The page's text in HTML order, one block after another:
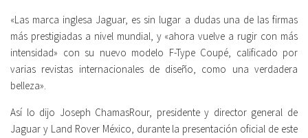
«Las marca inglesa Jaguar, es sin lugar a dudas una de las firmas
más prestigiadas a nivel mundial, y «ahora vuelve a rugir con más
intensidad» con su nuevo modelo F-Type Coupé, calificado por
varias revistas internacionales de diseño, como una verdadera
belleza».
Así lo dijo Joseph ChamasRour, presidente y director general de
Jaguar y Land Rover México, durante la presentación oficial de este